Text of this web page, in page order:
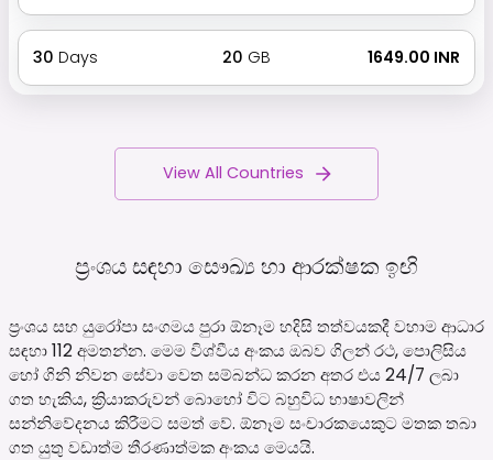
30 Days 20 GB ₹ 1649.00 INR
View All Countries
ප්‍රංශය සඳහා සෞඛ්‍ය හා ආරක්ෂක ඉඟි
ප්‍රංශය සහ යුරෝපා සංගමය පුරා ඕනෑම හදිසි තත්වයකදී වහාම ආධාර
සඳහා 112 අමතන්න. මෙම විශ්වීය අංකය ඔබව ගිලන් රථ, පොලිසිය
හෝ ගිනි නිවන සේවා වෙත සම්බන්ධ කරන අතර එය 24/7 ලබා
ගත හැකිය, ක්‍රියාකරුවන් බොහෝ විට බහුවිධ භාෂාවලින්
සන්නිවේදනය කිරීමට සමත් වේ. ඕනෑම සංචාරකයෙකුට මතක තබා
ගත යුතු වඩාත්ම තීරණාත්මක අංකය මෙයයි.